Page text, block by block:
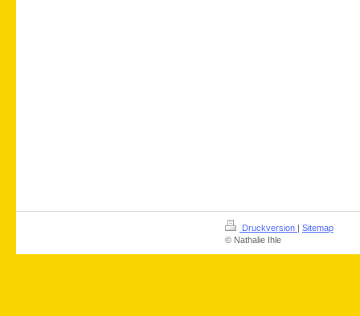
Druckversion
Sitemap
© Nathalie Ihle